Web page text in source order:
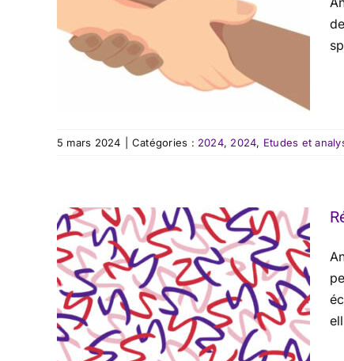
5 mars 2024 Catégories : 2024, 2024, Etudes et